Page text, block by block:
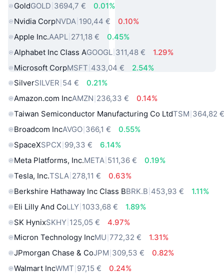
GoldGOLD 3694,7 €
0.01%
Nvidia CorpNVDA 190,44 €
0.10%
Apple Inc.AAPL 271,18 €
0.45%
Alphabet Inc Class AGOOGL 311,48 €
1.29%
Microsoft CorpMSFT 433,04 €
2.54%
SilverSILVER 54 €
0.21%
Amazon.com IncAMZN 236,33 €
0.14%
Taiwan Semiconductor Manufacturing Co LtdTSM 364,82
Broadcom IncAVGO 366,1 €
0.55%
SpaceXSPCX 99,33 €
6.14%
Meta Platforms, Inc.META 511,36 €
0.19%
Tesla, Inc.TSLA 278,11 €
0.63%
Berkshire Hathaway Inc Class BBRK.B 453,93 €
1.11%
Eli Lilly And CoLLY 1033,68 €
1.89%
SK HynixSKHY 125,05 €
4.97%
Micron Technology IncMU 772,32 €
1.31%
JPmorgan Chase & CoJPM 309,53 €
0.82%
Walmart IncWMT 97,15 € 0.24%